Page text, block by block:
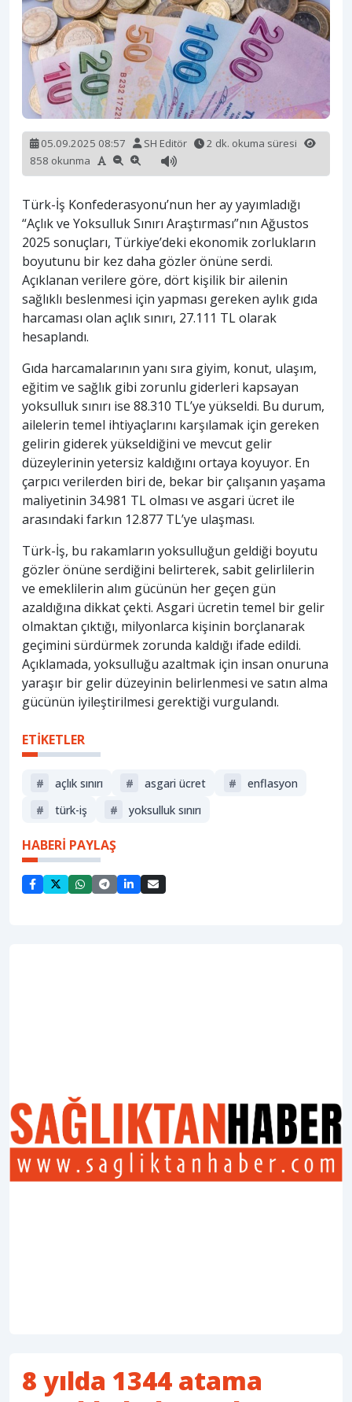
05.09.2025 08:57 SH Editör
2 dk. okuma süresi
858 okunma
Türk-İş Konfederasyonu’nun her ay yayımladığı
“Açlık ve Yoksulluk Sınırı Araştırması”nın Ağustos
2025 sonuçları, Türkiye’deki ekonomik zorlukların
boyutunu bir kez daha gözler önüne serdi.
Açıklanan verilere göre, dört kişilik bir ailenin
sağlıklı beslenmesi için yapması gereken aylık gıda
harcaması olan açlık sınırı, 27.111 TL olarak
hesaplandı.
Gıda harcamalarının yanı sıra giyim, konut, ulaşım,
eğitim ve sağlık gibi zorunlu giderleri kapsayan
yoksulluk sınırı ise 88.310 TL’ye yükseldi. Bu durum,
ailelerin temel ihtiyaçlarını karşılamak için gereken
gelirin giderek yükseldiğini ve mevcut gelir
düzeylerinin yetersiz kaldığını ortaya koyuyor. En
çarpıcı verilerden biri de, bekar bir çalışanın yaşama
maliyetinin 34.981 TL olması ve asgari ücret ile
arasındaki farkın 12.877 TL’ye ulaşması.
Türk-İş, bu rakamların yoksulluğun geldiği boyutu
gözler önüne serdiğini belirterek, sabit gelirlilerin
ve emeklilerin alım gücünün her geçen gün
azaldığına dikkat çekti. Asgari ücretin temel bir gelir
olmaktan çıktığı, milyonlarca kişinin borçlanarak
geçimini sürdürmek zorunda kaldığı ifade edildi.
Açıklamada, yoksulluğu azaltmak için insan onuruna
yaraşır bir gelir düzeyinin belirlenmesi ve satın alma
gücünün iyileştirilmesi gerektiği vurgulandı.
ETİKETLER
# açlık sınırı # asgari ücret #
enflasyon
#
türk-i̇ş # yoksulluk sınırı
HABERİ PAYLAŞ
8 yılda 1344 atama